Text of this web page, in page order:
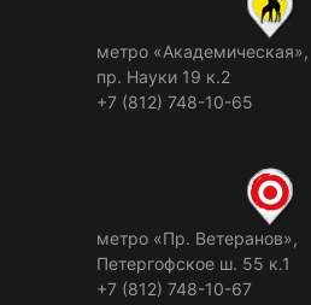
метро «Академическая»,
пр. Науки 19 к.2
+7 (812) 748-10-65
метро «Пр. Ветеранов»,
Петергофское ш. 55 к.1
+7 (812) 748-10-67